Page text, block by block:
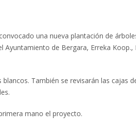
una nueva plantación de
de Bergara, Erreka Koop.,
También se revisarán las cajas
mano el proyecto.